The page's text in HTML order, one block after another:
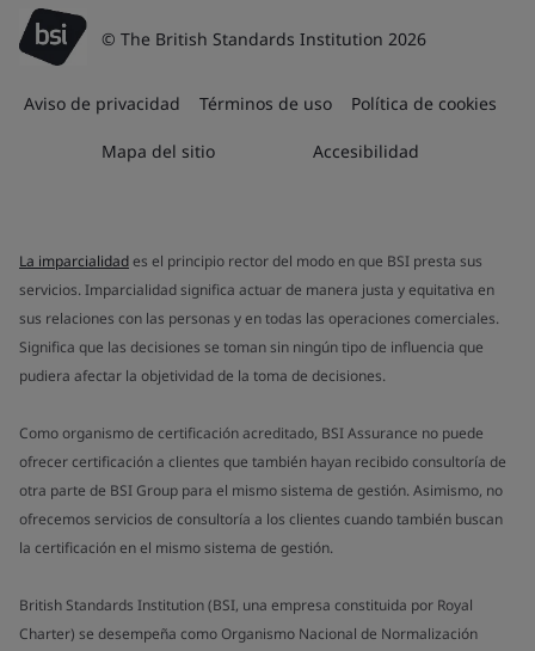
© The British Standards Institution 2026
Aviso de privacidad Términos de uso Política de cookies
Mapa del sitio Accesibilidad
La imparcialidades el principio rector del modo en que BSI presta sus
servicios. Imparcialidad significa actuar de manera justa y equitativa en
sus relaciones con las personas y en todas las operaciones comerciales.
Significa que las decisiones se toman sin ningún tipo de influencia que
pudiera afectar la objetividad de la toma de decisiones.
Como organismo de certificación acreditado, BSI Assurance no puede
ofrecer certificación a clientes que también hayan recibido consultoría de
otra parte de BSI Group para el mismo sistema de gestión. Asimismo, no
ofrecemos servicios de consultoría a los clientes cuando también buscan
la certificación en el mismo sistema de gestión.
British Standards Institution (BSI, una empresa constituida por Royal
Charter) se desempeña como Organismo Nacional de Normalización